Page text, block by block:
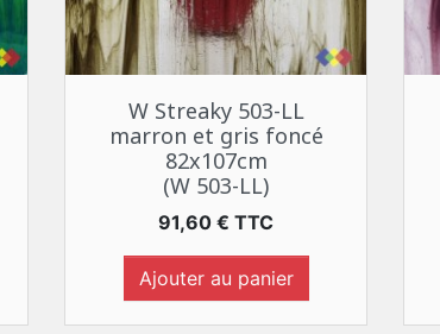
Aperçu rapide
W Streaky 503-LL
marron et gris foncé
82x107cm
(W 503-LL)
Prix
91,60 € TTC
Ajouter au panier